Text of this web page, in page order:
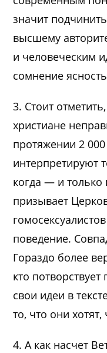
значит
высшему
и человеческим
сомнение
3. Стоит
христиане
протяжении 2
интерпретируют
когда — и только
призывает
поведение.
Гораздо более
кто
свои идеи в
то, что они
4. А как насчет